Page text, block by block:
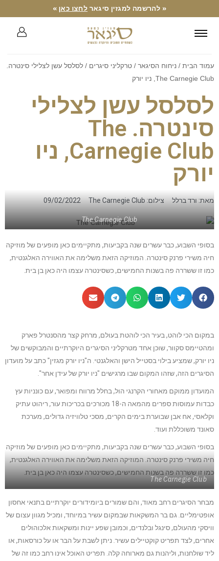
« להרשמה למגזין סיגאר לחצו כאן »
עמוד הבית / ניחוח הסיגאר / טרקליני סיגרים / לסלסל עשן לצלילי סינטרה.
The Carnegie Club, ניו יורק
לסלסל עשן לצלילי
סינטרה. The
Carnegie Club, ניו
יורק
מאת: ורד ברלל צילום: The Carnegie Club 09/02/2022
The Carnegie Club
בסופי השבוע, כבר עשרים שנה בקביעות, מתקיימים כאן מופעים של מוזיקה
חיה משירי פרנק סינטרה. המוזיקה הזאת משלימה את האווירה האלגנטית,
כמו זו ששררה פה בשנות החמישים, כשסינטרה עצמו היה כאן בן בית.
במקום הכי לוהט, בעיר הכי לוהטת בעולם, מרחק קצר מהסנטרל פארק
ומהטיימס סקוור, שוכן אחד מטרקליני הסיגרים היוקרתיים והמבוקשים של
ניו יורק, שמציע בילוי בסטייל הישן והאלגנטי. ה"ניו יורק מגזין" כתב על מועדון
הסיגרים הזה, שזהו המקום שבו מרגישים "ניו יורק של עידן אחר".
המועדון ממוקם מאחורי הקרנגי הול, בחלל מרווח ומפואר, עם כונניות עץ
כבדות עמוסות ספרים מהמאה ה-18 מכורכים בכריכות עור, ריהוט עתיק
וקלאסי, אח אבן שבוערת בימים הקרים, מסכי טלוויזיה גדולים, מערכת
סאונד משוכללת ועוד.
בסופי השבוע, כבר עשרים שנה בקביעות, מתקיימים כאן מופעים של מוזיקה
חיה משירי פרנק סינטרה. המוזיקה הזאת משלימה את האווירה האלגנטית,
כמו זו ששררה פה בשנות החמישים, כשסינטרה עצמו היה כאן בן בית.
The Carnegie Club
מבחר הסיגרים רחב מאוד, והם שמורים ביומידורים יוקרתיים בתנאי אחסון
אופטימליים. גם בר המשקאות שבמקום עשיר במיוחד, ומכיל מגוון עצום של
וויסקי מהעולם, סינגל ובלנדים, וכמובן שפע יינות ומשקאות אלכוהולים
אחרים, לצד תפריט קוקטיילים עשיר. ניתן לשבת על הבר או על כורסאות, או
ליד שולחנות, וליהנות גם מארוחה קלה. תפריט האוכל אינו רחב כמו זה של